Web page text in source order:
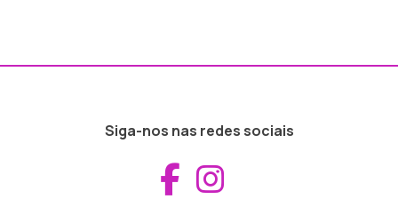
Siga-nos nas redes sociais
Aceder ao